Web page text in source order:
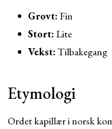
Grovt: Fin
Stort: Lite
Vekst:Tilbakegang
Etymologi
Ordet kapillær i norsk